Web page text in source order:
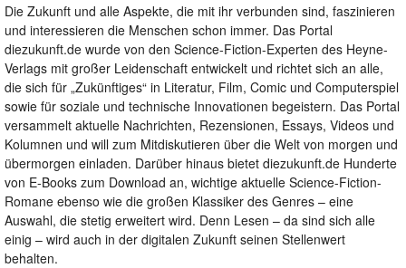
Die Zukunft und alle Aspekte, die mit ihr verbunden sind, faszinieren
und interessieren die Menschen schon immer. Das Portal
diezukunft.de wurde von den Science-Fiction-Experten des Heyne-
Verlags mit großer Leidenschaft entwickelt und richtet sich an alle,
die sich für „Zukünftiges“ in Literatur, Film, Comic und Computerspiel
sowie für soziale und technische Innovationen begeistern. Das Portal
versammelt aktuelle Nachrichten, Rezensionen, Essays, Videos und
Kolumnen und will zum Mitdiskutieren über die Welt von morgen und
übermorgen einladen. Darüber hinaus bietet diezukunft.de Hunderte
von E-Books zum Download an, wichtige aktuelle Science-Fiction-
Romane ebenso wie die großen Klassiker des Genres – eine
Auswahl, die stetig erweitert wird. Denn Lesen – da sind sich alle
einig – wird auch in der digitalen Zukunft seinen Stellenwert
behalten.